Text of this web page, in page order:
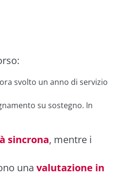
svolto un anno di servizio
su sostegno. In
sincrona, mentre i
una valutazione in